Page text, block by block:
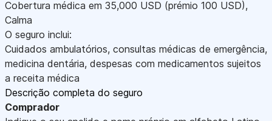
Cobertura médica em 35,000 USD (prémio 100 USD),
Calma
O seguro inclui:
Cuidados ambulatórios, consultas médicas de emergência,
medicina dentária, despesas com medicamentos sujeitos
a receita médica
Descrição completa do seguro
Comprador